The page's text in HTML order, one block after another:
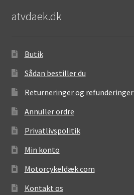
atvdaek.dk
Butik
Sådan bestiller du
Returneringer og refunderinger
Annuller ordre
Privatlivspolitik
Min konto
Motorcykeldæk.com
Kontakt os